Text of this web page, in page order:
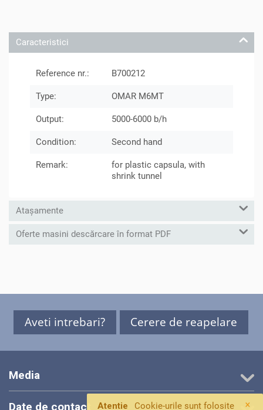
×
Atentie Cookie-urile sunt folosite
Caracteristici
Reference nr.: B700212
Type: OMAR M6MT
Output: 5000-6000 b/h
Condition: Second hand
Remark:
for plastic capsula, with
shrink tunnel
Atașamente
Oferte masini descărcare în format PDF
Aveti intrebari? Cerere de reapelare
Media
Date de contact